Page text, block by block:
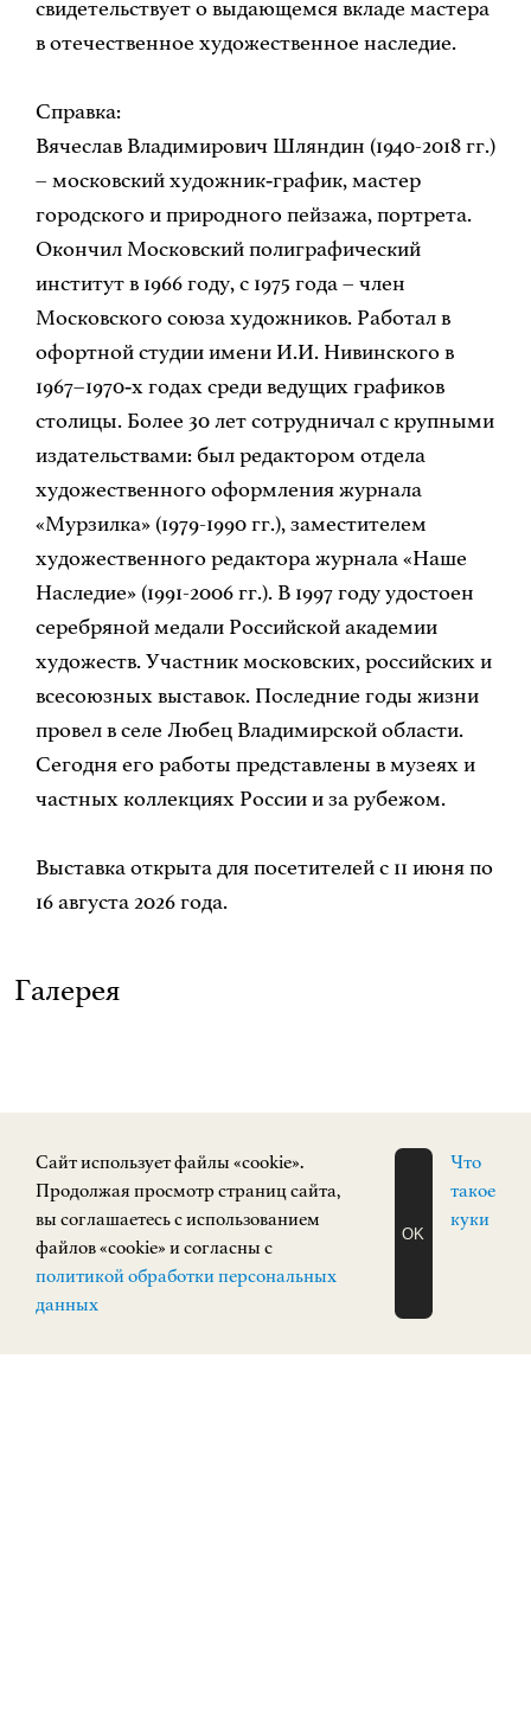
свидетельствует о выдающемся вкладе мастера
в отечественное художественное наследие.
Справка:
Вячеслав Владимирович Шляндин (1940-2018 гг.)
– московский художник‑график, мастер
городского и природного пейзажа, портрета.
Окончил Московский полиграфический
институт в 1966 году, с 1975 года – член
Московского союза художников. Работал в
офортной студии имени И.И. Нивинского в
1967–1970‑х годах среди ведущих графиков
столицы. Более 30 лет сотрудничал с крупными
издательствами: был редактором отдела
художественного оформления журнала
«Мурзилка» (1979-1990 гг.), заместителем
художественного редактора журнала «Наше
Наследие» (1991-2006 гг.). В 1997 году удостоен
серебряной медали Российской академии
художеств. Участник московских, российских и
всесоюзных выставок. Последние годы жизни
провел в селе Любец Владимирской области.
Сегодня его работы представлены в музеях и
частных коллекциях России и за рубежом.
Выставка открыта для посетителей с 11 июня по
16 августа 2026 года.
Галерея
ЗАПИСАТЬСЯ
НА ЭКСКУРСИЮ
Cайт использует файлы «cookie».
Продолжая просмотр страниц сайта,
вы соглашаетесь с использованием
файлов «cookie» и согласны с
политикой обработки персональных
данных
OK
Что
такое
куки